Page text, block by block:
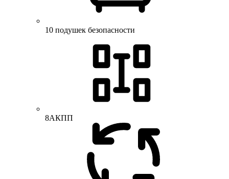
10 подушек безопасности
8АКПП